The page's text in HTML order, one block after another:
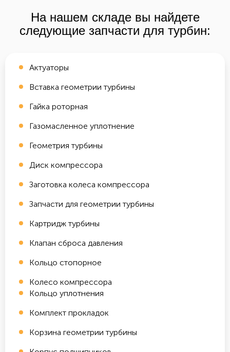
На нашем складе вы найдете
следующие запчасти для турбин:
Актуаторы
Вставка геометрии турбины
Гайка роторная
Газомасленное уплотнение
Геометрия турбины
Диск компрессора
Заготовка колеса компрессора
Запчасти для геометрии турбины
Картридж турбины
Клапан сброса давления
Кольцо стопорное
Колесо компрессора
Кольцо уплотнения
Комплект прокладок
Корзина геометрии турбины